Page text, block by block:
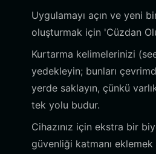
Uygulamayı açın ve yeni
oluşturmak için 'Cüzdan
Kurtarma kelimelerinizi
yedekleyin; bunları
yerde saklayın, çünkü
tek yolu budur.
Cihazınız için ekstra bir
güvenliği katmanı